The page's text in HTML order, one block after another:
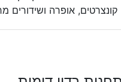
קונצרטים, אופרה ושידורים